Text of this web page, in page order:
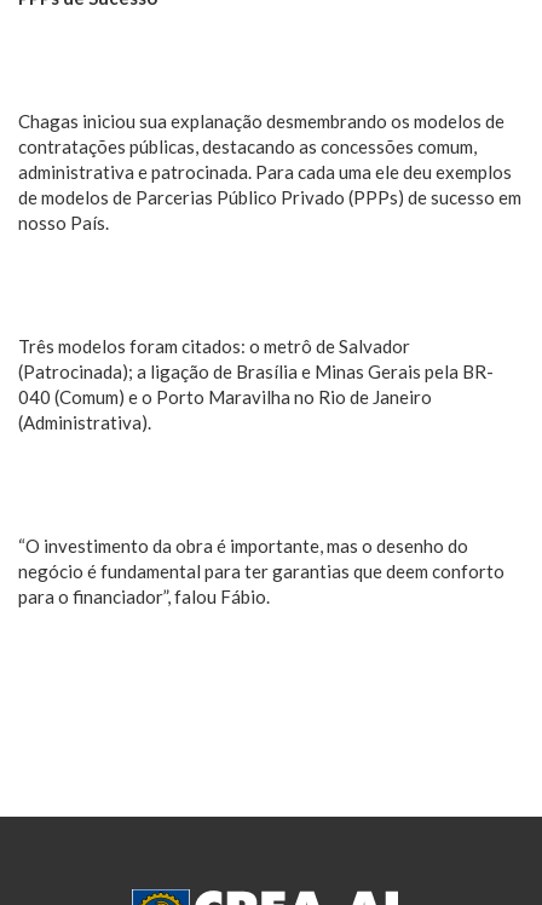
Chagas iniciou sua explanação desmembrando os modelos de
contratações públicas, destacando as concessões comum,
administrativa e patrocinada. Para cada uma ele deu exemplos
de modelos de Parcerias Público Privado (PPPs) de sucesso em
nosso País.
Três modelos foram citados: o metrô de Salvador
(Patrocinada); a ligação de Brasília e Minas Gerais pela BR-
040 (Comum) e o Porto Maravilha no Rio de Janeiro
(Administrativa).
“O investimento da obra é importante, mas o desenho do
negócio é fundamental para ter garantias que deem conforto
para o financiador”, falou Fábio.